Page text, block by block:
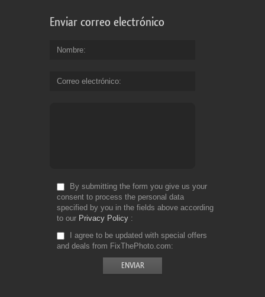
Enviar correo electrónico
Nombre
Correo electrónico
By submitting the form you give us your
consent to process the personal data
specified by you in the fields above according
to our Privacy Policy
I agree to be updated with special offers
and deals from FixThePhoto.com